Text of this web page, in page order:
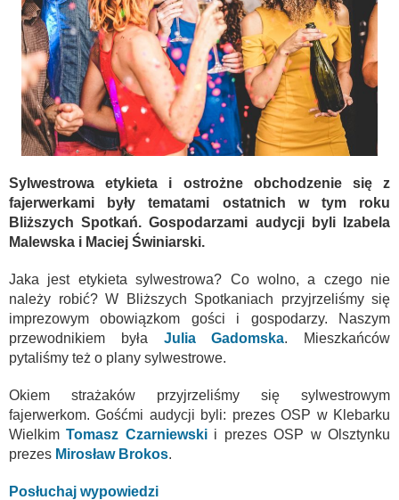
Sylwestrowa etykieta i ostrożne obchodzenie się z
fajerwerkami były tematami ostatnich w tym roku
Bliższych Spotkań. Gospodarzami audycji byli Izabela
Malewska i Maciej Świniarski.
Jaka jest etykieta sylwestrowa? Co wolno, a czego nie
należy robić? W Bliższych Spotkaniach przyjrzeliśmy się
imprezowym obowiązkom gości i gospodarzy. Naszym
przewodnikiem była Julia Gadomska. Mieszkańców
pytaliśmy też o plany sylwestrowe.
Okiem strażaków przyjrzeliśmy się sylwestrowym
fajerwerkom. Gośćmi audycji byli: prezes OSP w Klebarku
WielkimTomasz Czarniewski i prezes OSP w Olsztynku
prezes Mirosław Brokos.
Posłuchaj wypowiedzi